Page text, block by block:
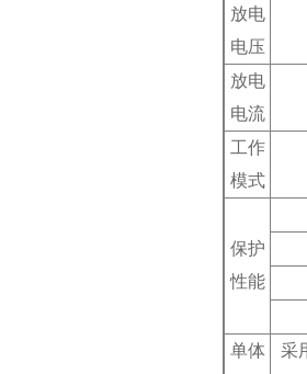
放电
电压
放电
电流
工作
模式
保护
性能
单体
采